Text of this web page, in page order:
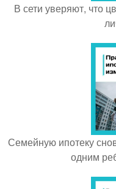
В сети уверяют, что
Семейную ипотеку
одним